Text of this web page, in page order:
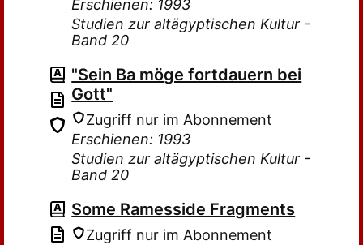
Erschienen: 1993
Studien zur altägyptischen Kultur -
Band 20
"Sein Ba möge fortdauern bei
Gott"
Zugriff nur im Abonnement
Erschienen: 1993
Studien zur altägyptischen Kultur -
Band 20
Some Ramesside Fragments
Zugriff nur im Abonnement